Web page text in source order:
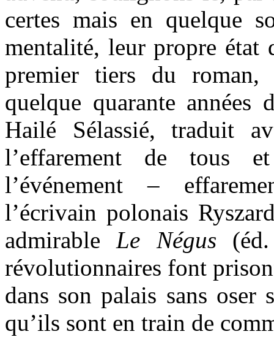
certes mais en quelque
mentalité, leur propre état
premier tiers du
quelque quarante années
Hailé Sélassié, traduit
l’effarement de tous
l’événement –
l’écrivain polonais
admirableLe Négus
révolutionnaires font
dans son palais sans oser
qu’ils sont en train de